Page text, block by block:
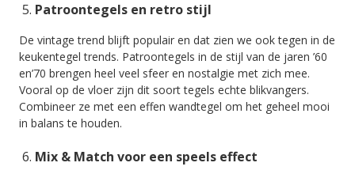
Patroontegels en retro stijl
De vintage trend blijft populair en dat zien we ook tegen in de
keukentegel trends. Patroontegels in de stijl van de jaren ’60
en’70 brengen heel veel sfeer en nostalgie met zich mee.
Vooral op de vloer zijn dit soort tegels echte blikvangers.
Combineer ze met een effen wandtegel om het geheel mooi
in balans te houden.
Mix & Match voor een speels effect